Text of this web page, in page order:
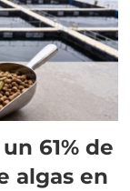
61% de
algas en